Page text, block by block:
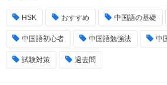
HSK おすすめ 中国語の基礎
中国語初心者 中国語勉強法 中
試験対策 過去問